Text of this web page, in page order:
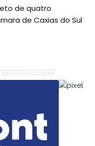
de quatro
de Caxias do Sul